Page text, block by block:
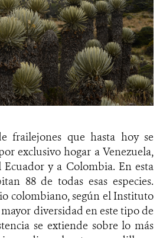
NOTICIAS
WCS VISUAL
PUBLICACIONES
Y ALIANZAS
MEDIOS DE COMUNICACIÓN
ANUAL WCS
DE QUEJAS Y RECLAMOS
DONA
frailejones que hasta hoy se
exclusivo hogar a Venezuela,
y a Colombia. En esta
88 de todas esas especies.
colombiano, según el Instituto
diversidad en este tipo de
se extiende sobre lo más